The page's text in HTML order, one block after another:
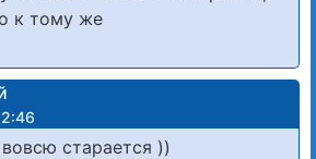
к тому же
старается ))